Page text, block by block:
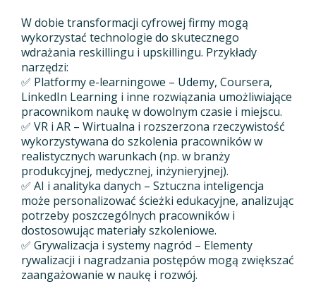
W dobie transformacji cyfrowej firmy mogą
wykorzystać technologie do skutecznego
wdrażania reskillingu i upskillingu. Przykłady
narzędzi:
✅ Platformy e-learningowe – Udemy, Coursera,
LinkedIn Learning i inne rozwiązania umożliwiające
pracownikom naukę w dowolnym czasie i miejscu.
✅ VR i AR – Wirtualna i rozszerzona rzeczywistość
wykorzystywana do szkolenia pracowników w
realistycznych warunkach (np. w branży
produkcyjnej, medycznej, inżynieryjnej).
✅ AI i analityka danych – Sztuczna inteligencja
może personalizować ścieżki edukacyjne, analizując
potrzeby poszczególnych pracowników i
dostosowując materiały szkoleniowe.
✅ Grywalizacja i systemy nagród – Elementy
rywalizacji i nagradzania postępów mogą zwiększać
zaangażowanie w naukę i rozwój.